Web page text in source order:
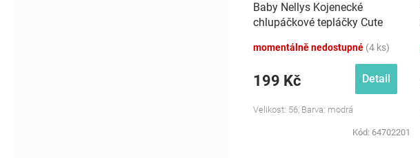
Baby Nellys Kojenecké
chlupáčkové tepláčky Cute
momentálně nedostupné (4 ks)
199 Kč Detail
Velikost: 56, Barva: modrá
Kód: 64702201